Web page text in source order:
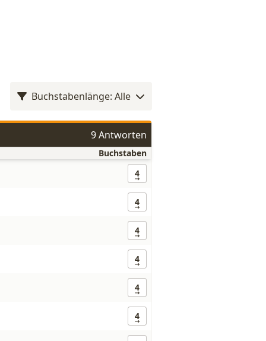
Buchstabenlänge: Alle
9 Antworten
Buchstaben
4
4
4
4
4
4